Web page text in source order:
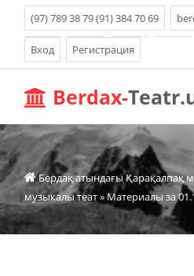
(97) 789 38 79 (91) 384 70 69
Вход Регистрация
Berdax-
Бердақ атындағы Қарақалпақ
музыкалы теат» Материалы за